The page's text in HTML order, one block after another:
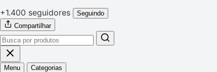
+1.400 seguidores
Seguindo
Compartilhar
Menu Categorias